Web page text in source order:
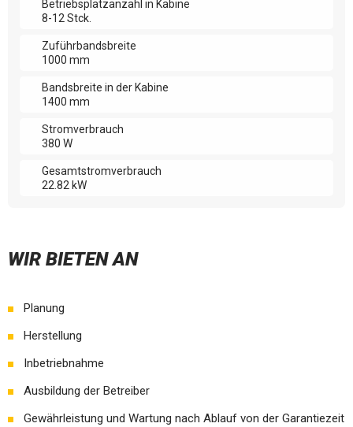
Betriebsplatzanzahl in Kabine
8-12 Stck.
Zuführbandsbreite
1000 mm
Bandsbreite in der Kabine
1400 mm
Stromverbrauch
380 W
Gesamtstromverbrauch
22.82 kW
WIR BIETEN AN
Planung
Herstellung
Inbetriebnahme
Ausbildung der Betreiber
Gewährleistung und Wartung nach Ablauf von der Garantiezeit